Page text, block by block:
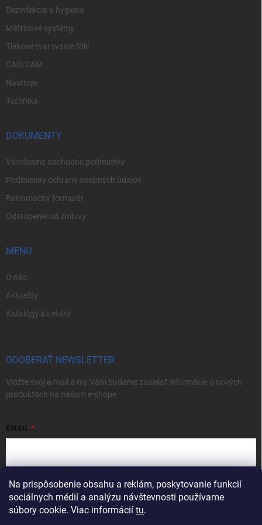
Na prispôsobenie obsahu a reklám, poskytovanie funkcií
sociálnych médií a analýzu návštevnosti používame
súbory cookie. Viac informácií tu.
Dezinfekcia a hygiena
Matricové systémy
Tlakové tvarovanie fólií
CAD/CAM
Nástroje
Technika
DOKUMENTY
Všeobecné obchodné podmienky
Podmienky ochrany osobných údajov
Reklamačný formulár
Odstúpenie od zmluvy
MENU
O nás
Aktuality
Katalógy a Letáky
ODOBERAŤ NEWSLETTER
Vložte svoj e-mail a my Vám budeme zasielať informácie o nových
produktoch na našom e-shope.
EMAIL
Vložením e-mailu súhlasíte spodmienkami ochrany osobných údajov
Prihlásiť sa